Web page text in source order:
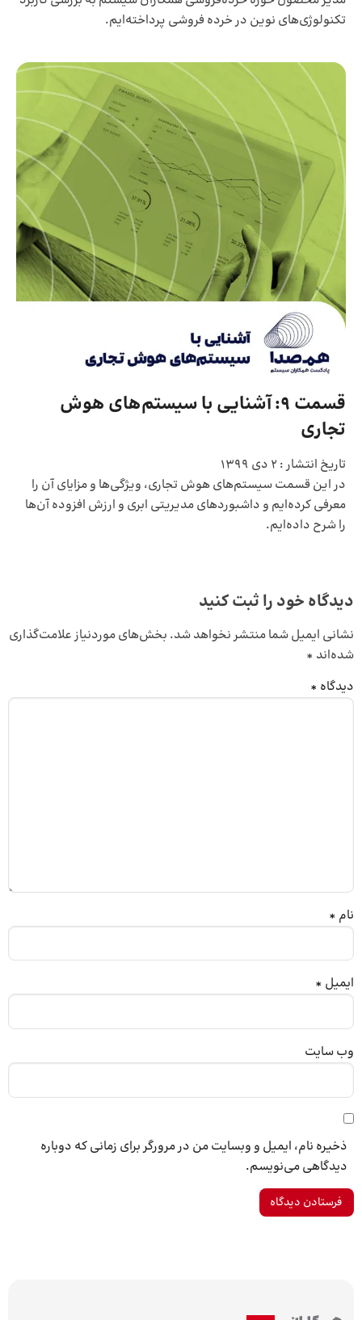
تکنولوژی‌های نوین در خرده فروشی پرداخته‌ایم.
قسمت 9: آشنایی با سیستم‌های هوش
تجاری
تاریخ انتشار : 2 دی 1399
در این قسمت سیستم‌های هوش تجاری، ویژگی‌ها و مزایای آن را
معرفی کرده‌ایم و داشبوردهای مدیریتی ابری و ارزش افزوده آن‌ها
را شرح داده‌ایم.
دیدگاه خود را ثبت کنید
نشانی ایمیل شما منتشر نخواهد شد. بخش‌های موردنیاز علامت‌گذاری
شده‌اند *
دیدگاه *
نام *
ایمیل *
وب‌ سایت
ذخیره نام، ایمیل و وبسایت من در مرورگر برای زمانی که دوباره
دیدگاهی می‌نویسم.